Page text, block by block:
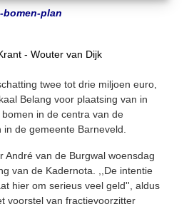
bomen-plan
- Wouter van Dijk
twee tot drie miljoen euro,
Belang voor plaatsing van in
in de centra van de
de gemeente Barneveld.
André van de Burgwal woensdag
van de Kadernota. ,,De intentie
hier om serieus veel geld'', aldus
voorstel van fractievoorzitter